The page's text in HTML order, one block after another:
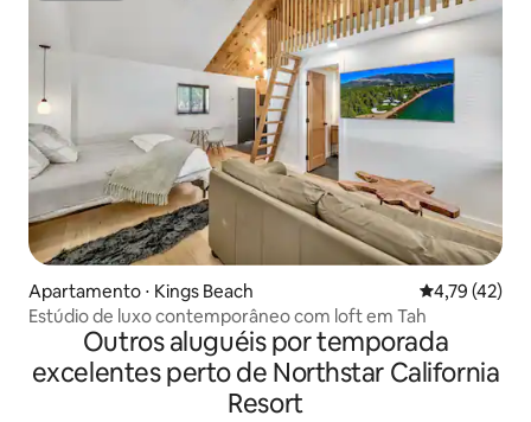
Apartamento ⋅ Kings Beach 4,79 de uma
4,79 (42)
Estúdio de luxo contemporâneo com loft em Tah
Outros aluguéis por temporada
excelentes perto de Northstar California
Resort